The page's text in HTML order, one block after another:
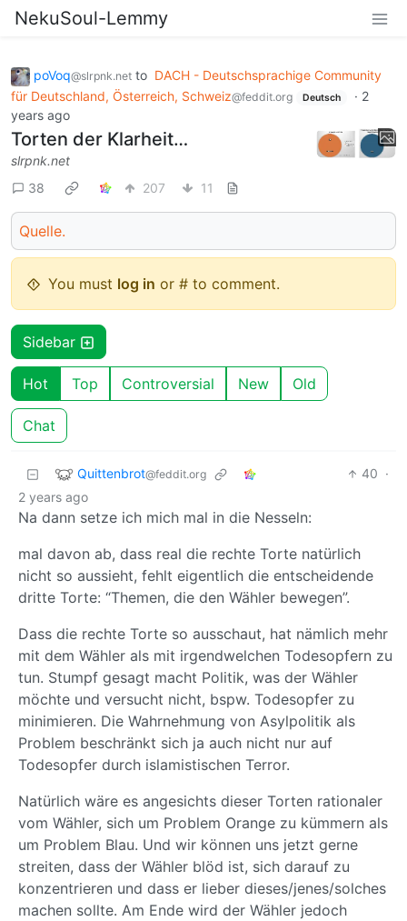
NekuSoul-Lemmy
poVoq@slrpnk.net to DACH - Deutschsprachige Community
für Deutschland, Österreich, Schweiz@feddit.org Deutsch · 2
years ago
Torten der Klarheit…
slrpnk.net
38
207 11
Quelle.
You must log in or # to comment.
Sidebar
Hot Top Controversial New Old
Chat
Quittenbrot@feddit.org 40 ·
2 years ago
Na dann setze ich mich mal in die Nesseln:
mal davon ab, dass real die rechte Torte natürlich
nicht so aussieht, fehlt eigentlich die entscheidende
dritte Torte: “Themen, die den Wähler bewegen”.
Dass die rechte Torte so ausschaut, hat nämlich mehr
mit dem Wähler als mit irgendwelchen Todesopfern zu
tun. Stumpf gesagt macht Politik, was der Wähler
möchte und versucht nicht, bspw. Todesopfer zu
minimieren. Die Wahrnehmung von Asylpolitik als
Problem beschränkt sich ja auch nicht nur auf
Todesopfer durch islamistischen Terror.
Natürlich wäre es angesichts dieser Torten rationaler
vom Wähler, sich um Problem Orange zu kümmern als
um Problem Blau. Und wir können uns jetzt gerne
streiten, dass der Wähler blöd ist, sich darauf zu
konzentrieren und dass er lieber dieses/jenes/solches
machen sollte. Am Ende wird der Wähler jedoch